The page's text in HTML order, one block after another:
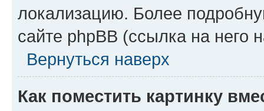
локализацию. Более
сайте phpBB (ссылка на него
Вернуться наверх
Как поместить картинку